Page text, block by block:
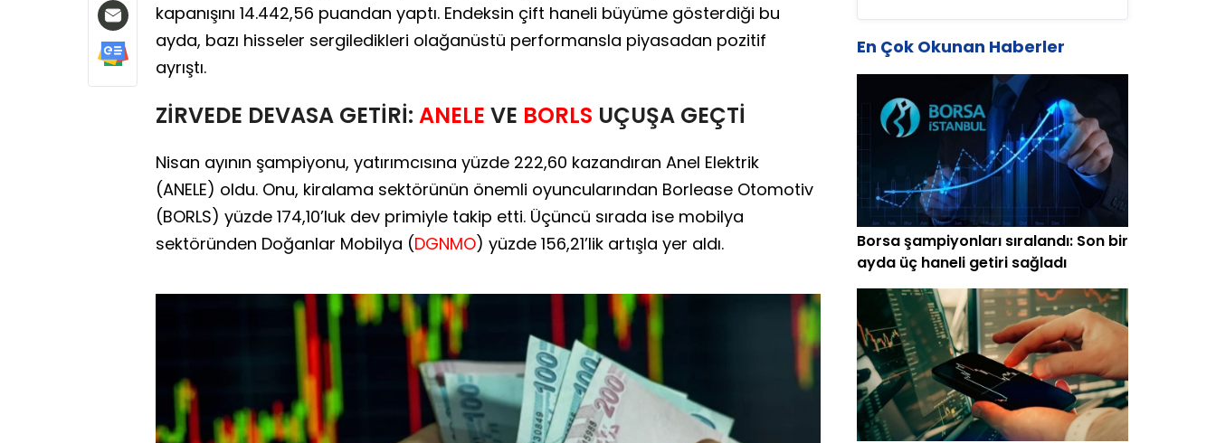
kapanışını 14.442,56 puandan yaptı. Endeksin çift haneli büyüme gösterdiği bu
ayda, bazı hisseler sergiledikleri olağanüstü performansla piyasadan pozitif
ayrıştı.
ZİRVEDE DEVASA GETİRİ: ANELE VE BORLS UÇUŞA GEÇTİ
Nisan ayının şampiyonu, yatırımcısına yüzde 222,60 kazandıran Anel Elektrik
(ANELE) oldu. Onu, kiralama sektörünün önemli oyuncularından Borlease Otomotiv
(BORLS) yüzde 174,10’luk dev primiyle takip etti. Üçüncü sırada ise mobilya
sektöründen Doğanlar Mobilya (DGNMO) yüzde 156,21’lik artışla yer aldı.
En Çok Okunan Haberler
Borsa şampiyonları sıralandı: Son bir
ayda üç haneli getiri sağladı